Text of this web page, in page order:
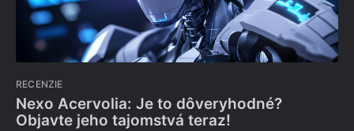
RECENZIE
Nexo Acervolia: Je to dôveryhodné?
Objavte jeho tajomstvá teraz!